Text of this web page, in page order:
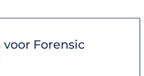
voor Forensic